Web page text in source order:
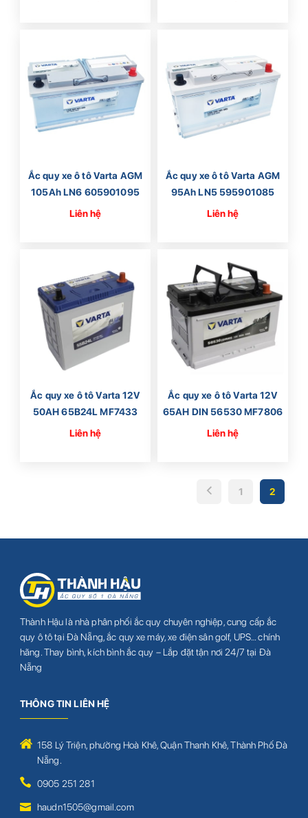
Ắc quy xe ô tô Varta AGM
105Ah LN6 605901095
Liên hệ
Ắc quy xe ô tô Varta AGM
95Ah LN5 595901085
Liên hệ
Ắc quy xe ô tô Varta 12V
50AH 65B24L MF7433
Liên hệ
Ắc quy xe ô tô Varta 12V
65AH DIN 56530 MF7806
Liên hệ
1 2
Thành Hậu là nhà phân phối ắc quy chuyên nghiệp, cung cấp ắc
quy ô tô tại Đà Nẵng, ắc quy xe máy, xe điện sân golf, UPS… chính
hãng. Thay bình, kích bình ắc quy – Lắp đặt tận nơi 24/7 tại Đà
Nẵng
THÔNG TIN LIÊN HỆ
158 Lý Triện, phường Hoà Khê, Quận Thanh Khê, Thành Phố Đà
Nẵng.
0905 251 281
haudn1505@gmail.com